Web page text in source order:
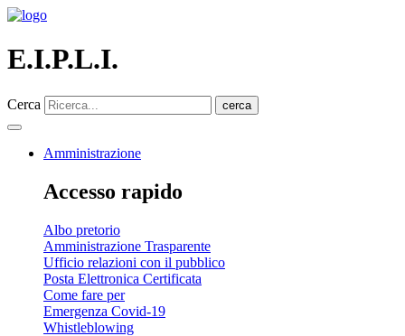
E.I.P.L.I.
Cerca cerca
Amministrazione
Accesso rapido
Albo pretorio
Amministrazione Trasparente
Ufficio relazioni con il pubblico
Posta Elettronica Certificata
Come fare per
Emergenza Covid-19
Whistleblowing